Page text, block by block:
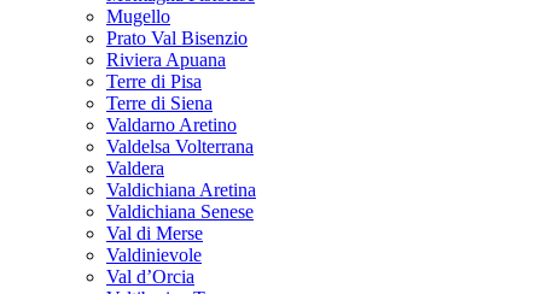
Mugello
Prato Val Bisenzio
Riviera Apuana
Terre di Pisa
Terre di Siena
Valdarno Aretino
Valdelsa Volterrana
Valdera
Valdichiana Aretina
Valdichiana Senese
Val di Merse
Valdinievole
Val d’Orcia